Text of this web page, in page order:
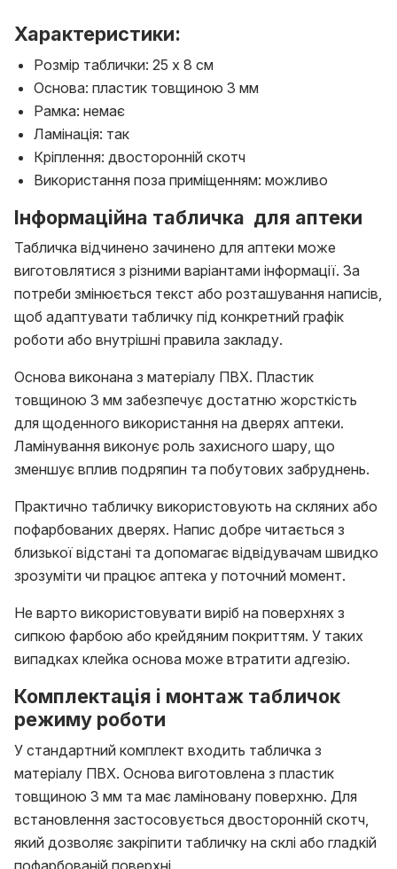
Характеристики:
Розмір таблички: 25 х 8 см
Основа: пластик товщиною 3 мм
Рамка: немає
Ламінація: так
Кріплення: двосторонній скотч
Використання поза приміщенням: можливо
Інформаційна табличка для аптеки
Табличка відчинено зачинено для аптеки може
виготовлятися з різними варіантами інформації. За
потреби змінюється текст або розташування написів,
щоб адаптувати табличку під конкретний графік
роботи або внутрішні правила закладу.
Основа виконана з матеріалу ПВХ. Пластик
товщиною 3 мм забезпечує достатню жорсткість
для щоденного використання на дверях аптеки.
Ламінування виконує роль захисного шару, що
зменшує вплив подряпин та побутових забруднень.
Практично табличку використовують на скляних або
пофарбованих дверях. Напис добре читається з
близької відстані та допомагає відвідувачам швидко
зрозуміти чи працює аптека у поточний момент.
Не варто використовувати виріб на поверхнях з
сипкою фарбою або крейдяним покриттям. У таких
випадках клейка основа може втратити адгезію.
Комплектація і монтаж табличок
режиму роботи
У стандартний комплект входить табличка з
матеріалу ПВХ. Основа виготовлена з пластик
товщиною 3 мм та має ламіновану поверхню. Для
встановлення застосовується двосторонній скотч,
який дозволяє закріпити табличку на склі або гладкій
пофарбованій поверхні.